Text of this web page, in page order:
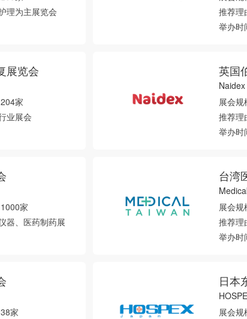
理为主展览会
推荐理
举办时
展览会
204家
业展会
英国
Naidex
展会规
推荐理
举办时
1000家
器、医药制药展
台湾
展会规
推荐理
举办时
家
日本
展会规